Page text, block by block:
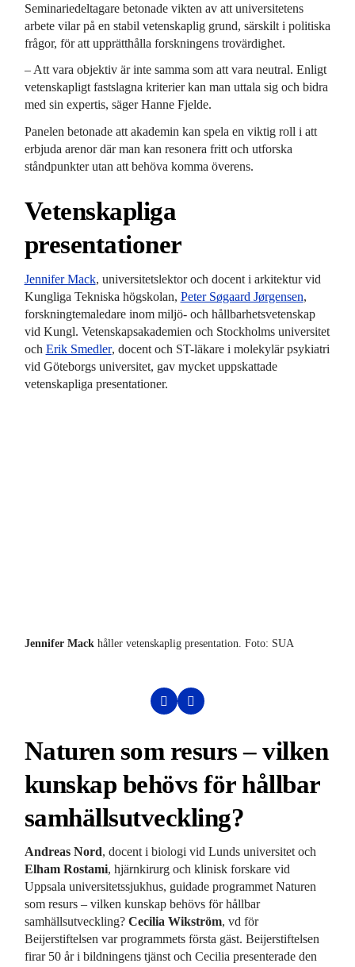
Seminariedeltagare betonade vikten av att universitetens
arbete vilar på en stabil vetenskaplig grund, särskilt i politiska
frågor, för att upprätthålla forskningens trovärdighet.
– Att vara objektiv är inte samma som att vara neutral. Enligt
vetenskapligt fastslagna kriterier kan man uttala sig och bidra
med sin expertis, säger Hanne Fjelde.
Panelen betonade att akademin kan spela en viktig roll i att
erbjuda arenor där man kan resonera fritt och utforska
ståndpunkter utan att behöva komma överens.
Vetenskapliga
presentationer
Jennifer Mack, universitetslektor och docent i arkitektur vid
Kungliga Tekniska högskolan, Peter Søgaard Jørgensen,
forskningtemaledare inom miljö- och hållbarhetsvetenskap
vid Kungl. Vetenskapsakademien och Stockholms universitet
och Erik Smedler, docent och ST-läkare i molekylär psykiatri
vid Göteborgs universitet, gav mycket uppskattade
vetenskapliga presentationer.
Jennifer Mackhåller vetenskaplig presentation. Foto: SUA
Naturen som resurs – vilken
kunskap behövs för hållbar
samhällsutveckling?
Andreas Nord, docent i biologi vid Lunds universitet och
Elham Rostami, hjärnkirurg och klinisk forskare vid
Uppsala universitetssjukhus, guidade programmet Naturen
som resurs – vilken kunskap behövs för hållbar
samhällsutveckling? Cecilia Wikström, vd för
Beijerstiftelsen var programmets första gäst. Beijerstiftelsen
firar 50 år i bildningens tjänst och Cecilia presenterade den